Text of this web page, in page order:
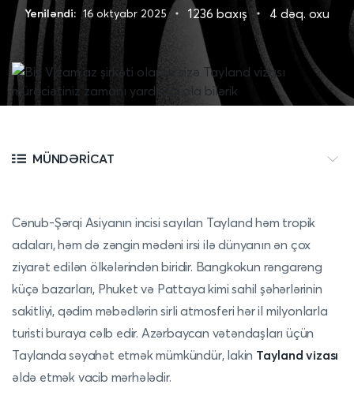
Yeniləndi: 16 oktyabr 2025 1236 baxış 4 dəq. oxu
MÜNDƏRICAT
Cənub-Şərqi Asiyanın incisi sayılan Tayland həm tropik
adaları, həm də zəngin mədəni irsi ilə dünyanın ən çox
ziyarət edilən ölkələrindən biridir. Bangkokun rəngarəng
küçə bazarları, Phuket və Pattaya kimi sahil şəhərlərinin
sakitliyi, qədim məbədlərin sirli atmosferi hər il milyonlarla
turisti buraya cəlb edir. Azərbaycan vətəndaşları üçün
Taylanda səyahət etmək mümkündür, lakin Tayland vizası
əldə etmək vacib mərhələdir.